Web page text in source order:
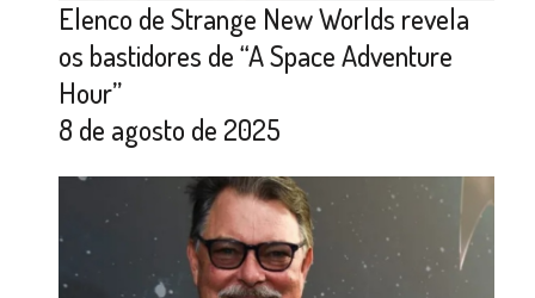
Elenco de Strange New Worlds revela
os bastidores de “A Space Adventure
Hour”
8 de agosto de 2025